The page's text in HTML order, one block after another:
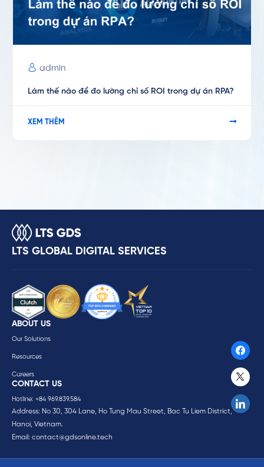
admin
Làm thế nào để đo lường chỉ số ROI trong dự án RPA?
XEM THÊM
LTS GLOBAL DIGITAL SERVICES
CONTACT US
Hotline: +84 969.839.584
Address: No 30, 304 Lane, Ho Tung Mau Street, Bac Tu Liem District,
Hanoi, Vietnam.
Email: contact@gdsonline.tech
ABOUT US
Our Solutions
Resources
Careers